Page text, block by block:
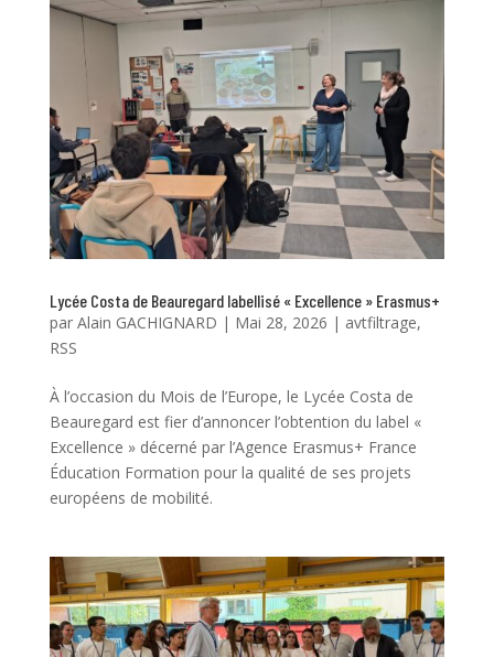
Lycée Costa de Beauregard labellisé « Excellence » Erasmus+
par Alain GACHIGNARD | Mai 28, 2026 | avtfiltrage,
RSS
À l’occasion du Mois de l’Europe, le Lycée Costa de
Beauregard est fier d’annoncer l’obtention du label «
Excellence » décerné par l’Agence Erasmus+ France
Éducation Formation pour la qualité de ses projets
européens de mobilité.